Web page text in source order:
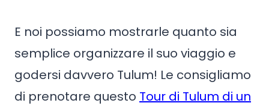
E noi possiamo mostrarle quanto sia
semplice organizzare il suo viaggio e
godersi davvero Tulum! Le consigliamo
di prenotare questo Tour di Tulum di un